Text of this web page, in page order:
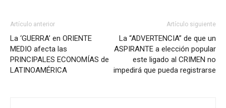
Artículo anterior
La ‘GUERRA’ en ORIENTE
MEDIO afecta las
PRINCIPALES ECONOMÍAS de
LATINOAMÉRICA
Artículo siguiente
La “ADVERTENCIA” de que un
ASPIRANTE a elección popular
este ligado al CRIMEN no
impedirá que pueda registrarse